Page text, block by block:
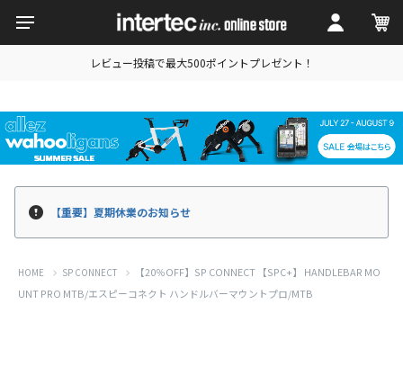
レビュー投稿で最大500ポイントプレゼント！
【重要】夏期休業のお知らせ
HOME SP CONNECT
【20％OFF】SP CONNECT 【SPC+】 HANDLEBAR MO
UNT PRO MTB/エスピーコネクト ハンドルバーマウントプロ/MTB